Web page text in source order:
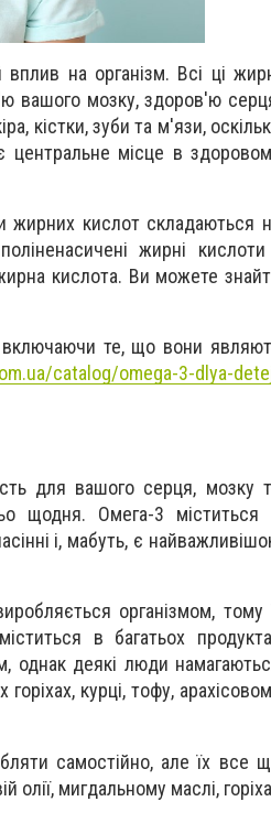
на організм. Всі ці
вашого мозку, здоров'ю
кістки, зуби та м'язи,
центральне місце в
жирних кислот складаються
жирні кислоти
кислота. Ви можете
те, що вони
catalog/omega-3-dlya-
для вашого серця, мозку
щодня. Омега-3 міститься
і, мабуть, є
організмом, тому
в багатьох
однак деякі люди
курці, тофу,
самостійно, але їх все
мигдальному маслі,